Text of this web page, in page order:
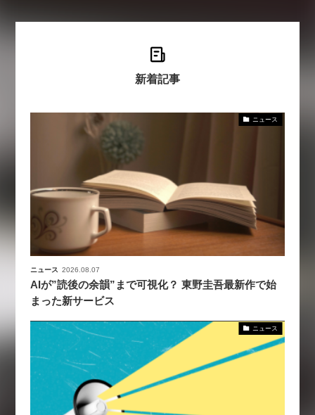
新着記事
ニュース
ニュース 2026.08.07
AIが”読後の余韻”まで可視化？ 東野圭吾最新作で始
まった新サービス
ニュース